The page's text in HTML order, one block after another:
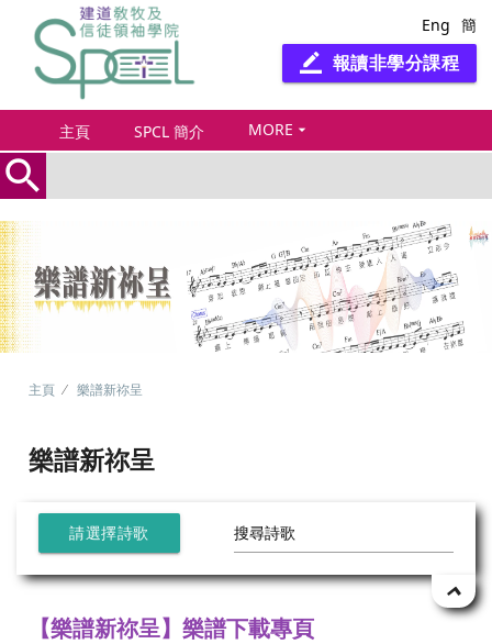
Eng 簡
border_color 報讀非學分課程
主頁 SPCL 簡介 MORE arrow_drop_down
search
主頁 樂譜新祢呈
樂譜新祢呈
請選擇詩歌
【樂譜新祢呈】樂譜下載專頁